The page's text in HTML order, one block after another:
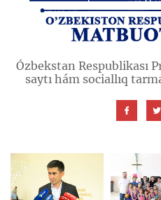
Ózbekstan Respublikası
saytı hám sociallıq